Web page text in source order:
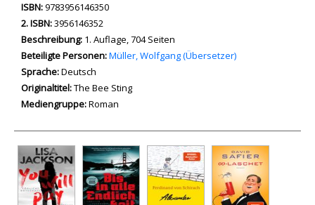
Suche nach diesem Interessenskreis
ISBN:9783956146350
2. ISBN:3956146352
Beschreibung: 1. Auflage, 704 Seiten
Beteiligte Personen:Suche nach dieser Beteiligten Person
Müller, Wolfgang (Übersetzer)
Sprache:Deutsch
Originaltitel:The Bee Sting
Mediengruppe:Roman